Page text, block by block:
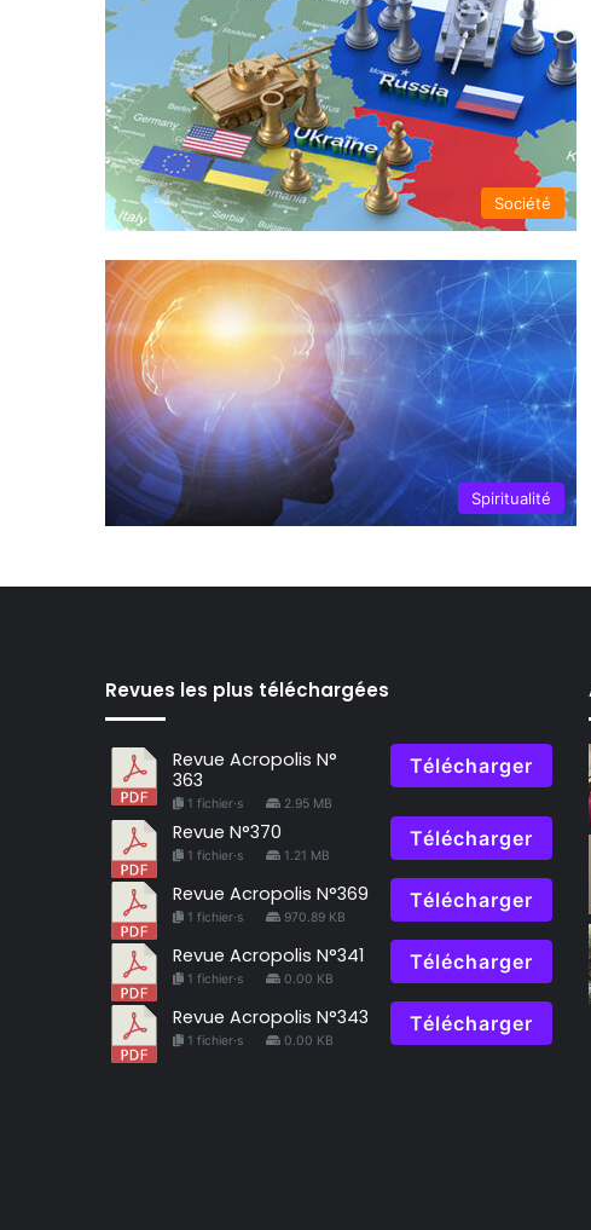
Société
Spiritualité
Revues les plus téléchargées
Revue Acropolis N°
363
1 fichier·s 2.95 MB
Télécharger
Revue N°370
1 fichier·s 1.21 MB
Télécharger
Revue Acropolis N°369
1 fichier·s 970.89 KB
Télécharger
Revue Acropolis N°341
1 fichier·s 0.00 KB
Télécharger
Revue Acropolis N°343
1 fichier·s 0.00 KB
Télécharger